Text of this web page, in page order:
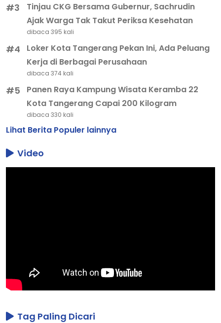
#3
Tinjau CKG Bersama Gubernur, Sachrudin
Ajak Warga Tak Takut Periksa Kesehatan
dibaca 395 kali
#4
Loker Kota Tangerang Pekan Ini, Ada Peluang
Kerja di Berbagai Perusahaan
dibaca 374 kali
#5
Panen Raya Kampung Wisata Keramba 22
Kota Tangerang Capai 200 Kilogram
dibaca 330 kali
Lihat Berita Populer lainnya
Video
Tag Paling Dicari